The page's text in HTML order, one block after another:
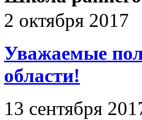
2 октября 2017
Уважаемые
области!
13 сентября